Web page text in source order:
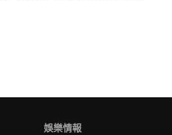
娛樂情報